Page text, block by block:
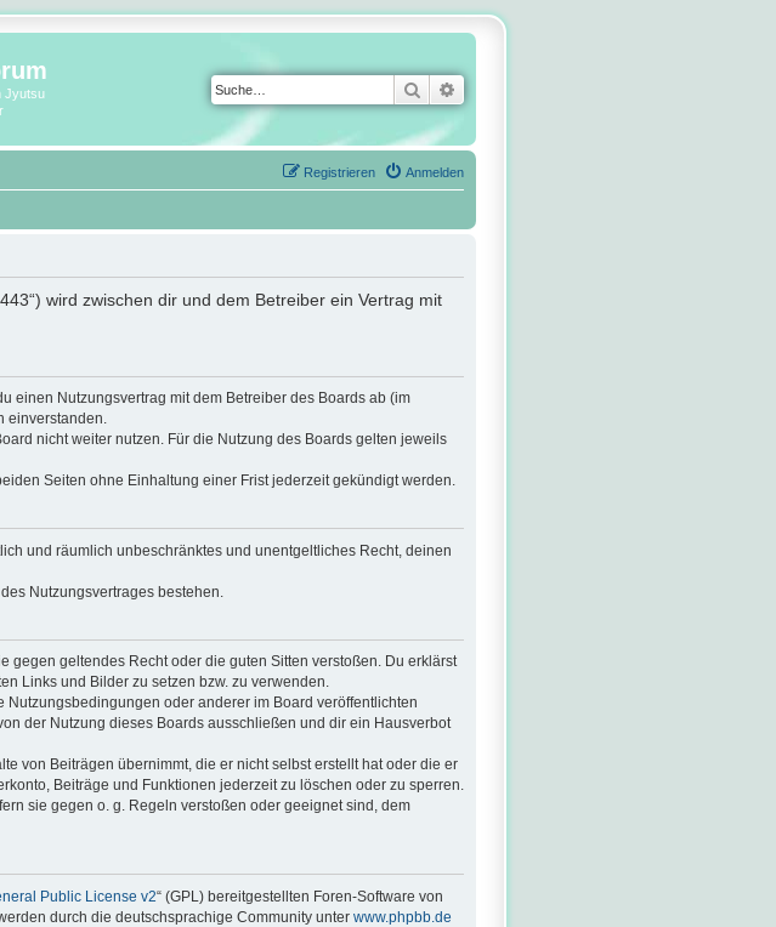
Jyutsu
Suche
Anmelden
Registrieren
wird zwischen dir und dem Betreiber ein Vertrag mit
einen Nutzungsvertrag mit dem Betreiber des Boards ab (im
einverstanden.
nicht weiter nutzen. Für die Nutzung des Boards gelten jeweils
Seiten ohne Einhaltung einer Frist jederzeit gekündigt werden.
und räumlich unbeschränktes und unentgeltliches Recht, deinen
Nutzungsvertrages bestehen.
gegen geltendes Recht oder die guten Sitten verstoßen. Du erklärst
Links und Bilder zu setzen bzw. zu verwenden.
oder anderer im Board veröffentlichten
der Nutzung dieses Boards ausschließen und dir ein Hausverbot
von Beiträgen übernimmt, die er nicht selbst erstellt hat oder die er
Beiträge und Funktionen jederzeit zu löschen oder zu sperren.
sie gegen o. g. Regeln verstoßen oder geeignet sind, dem
Public License v2“ (GPL) bereitgestellten Foren-Software von
durch die deutschsprachige Community unter www.phpbb.de